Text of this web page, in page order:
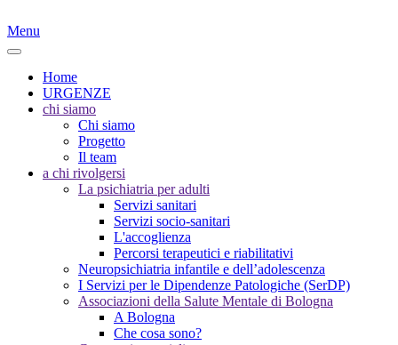
Menu
Home
URGENZE
chi siamo
Chi siamo
Progetto
Il team
a chi rivolgersi
La psichiatria per adulti
Servizi sanitari
Servizi socio-sanitari
L'accoglienza
Percorsi terapeutici e riabilitativi
Neuropsichiatria infantile e dell’adolescenza
I Servizi per le Dipendenze Patologiche (SerDP)
Associazioni della Salute Mentale di Bologna
A Bologna
Che cosa sono?